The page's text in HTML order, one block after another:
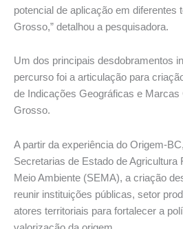
potencial de aplicação em diferentes
Grosso,” detalhou a pesquisadora.
Um dos principais desdobramentos
percurso foi a articulação para
de Indicações Geográficas e Marcas
Grosso.
A partir da experiência do Origem-
Secretarias de Estado de Agricultura
Meio Ambiente (SEMA), a criação
reunir instituições públicas, setor
atores territoriais para fortalecer a